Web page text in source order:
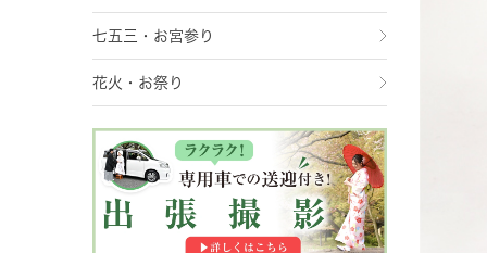
七五三・お宮参り
花火・お祭り